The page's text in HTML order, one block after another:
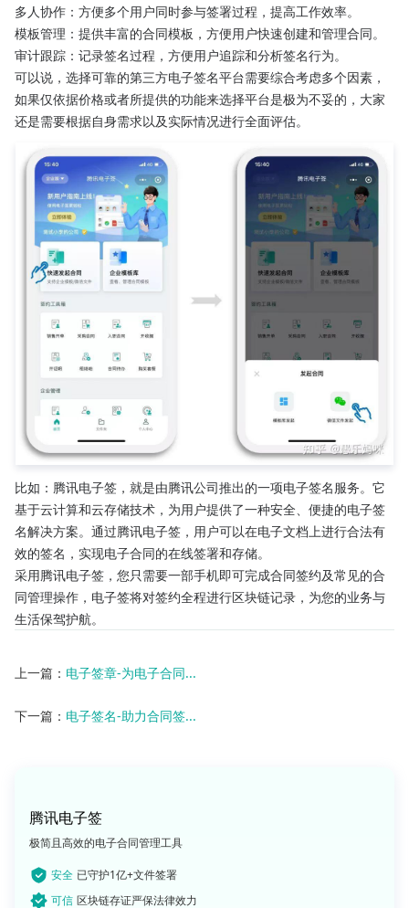
多人协作：方便多个用户同时参与签署过程，提高工作效率。
模板管理：提供丰富的合同模板，方便用户快速创建和管理合同。
审计跟踪：记录签名过程，方便用户追踪和分析签名行为。
可以说，选择可靠的第三方电子签名平台需要综合考虑多个因素，
如果仅依据价格或者所提供的功能来选择平台是极为不妥的，大家
还是需要根据自身需求以及实际情况进行全面评估。
比如：腾讯电子签，就是由腾讯公司推出的一项电子签名服务。它
基于云计算和云存储技术，为用户提供了一种安全、便捷的电子签
名解决方案。通过腾讯电子签，用户可以在电子文档上进行合法有
效的签名，实现电子合同的在线签署和存储。
采用腾讯电子签，您只需要一部手机即可完成合同签约及常见的合
同管理操作，电子签将对签约全程进行区块链记录，为您的业务与
生活保驾护航。
上一篇： 电子签章-为电子合同...
下一篇： 电子签名-助力合同签...
腾讯电子签
极简且高效的电子合同管理工具
安全 已守护1亿+文件签署
可信 区块链存证严保法律效力